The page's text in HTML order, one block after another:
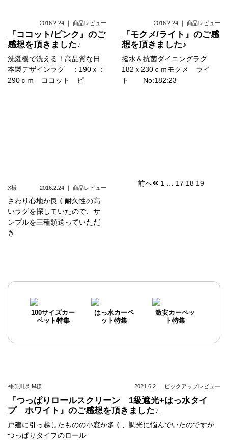
2016.2.24 ｜ 商品レビュー
『ココット/ピンク』のご
感想を頂きました♪
洗濯機で洗える！高品質な日
本製デザインラグ ：190ｘ：
290ｃｍ ココット ピ
2016.2.24 ｜ 商品レビュー
『モクメ/ライト』のご感
想を頂きました♪
撥水＆抗菌ダイニングラグ
182ｘ230ｃｍモクメ ライ
ト No:182:23
X様 2016.2.24 ｜ 商品レビュー
さわり心地が良く耐久性の高
いラグを探していたので、サ
ンプルを三種類送っていただ
き
ー
前へ 1 17 18 19
100サイズカー
ペット特集
はっ水カーペ
ット特集
激安カーペッ
ト特集
神奈川県 M様 2021.6.2 ｜ ピックアップレビュー
『つっぱりロールスクリーン 1級遮光+はっ水タイ
プ ホワイト』のご感想を頂きました♪
戸建に引っ越したものの小窓が多く、調光に悩んでいたのですが
つっぱりタイプのロール